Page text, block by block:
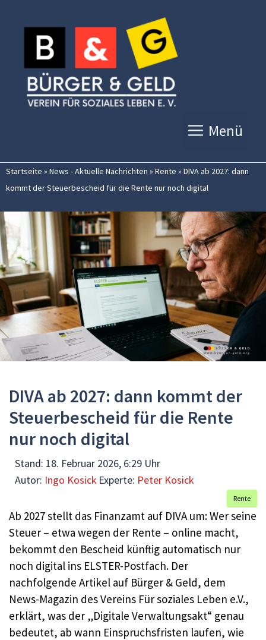
Inhalt
springen
Menü
Startseite » News - Aktuelle Nachrichten » Rente » DIVA ab 2027: dann
kommt der Steuerbescheid für die Rente nur noch digital
DIVA ab 2027: dann kommt der
Steuerbescheid für die Rente
nur noch digital
Stand: 18. Februar 2026, 6:29 Uhr
Autor: Ingo Kosick Experte: Peter Kosick
Rente
Ab 2027 stellt das Finanzamt auf DIVA um: Wer seine
Steuer – etwa wegen der Rente – online macht,
bekommt den Bescheid künftig automatisch nur
noch digital ins ELSTER-Postfach. Der
nachfolgende Artikel auf Bürger & Geld, dem
News-Magazin des Vereins Für soziales Leben e.V.,
erklärt, was der „Digitale Verwaltungsakt“ genau
bedeutet, ab wann Einspruchsfristen laufen, wie